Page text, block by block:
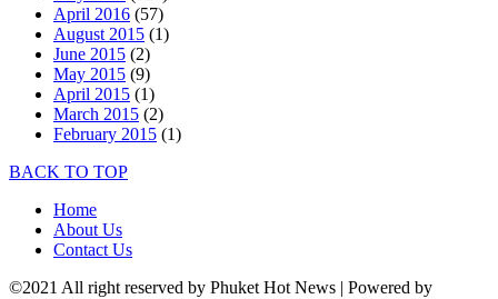
April 2016 (57)
August 2015 (1)
June 2015 (2)
May 2015 (9)
April 2015 (1)
March 2015 (2)
February 2015 (1)
BACK TO TOP
Home
About Us
Contact Us
©2021 All right reserved by Phuket Hot News | Powered by